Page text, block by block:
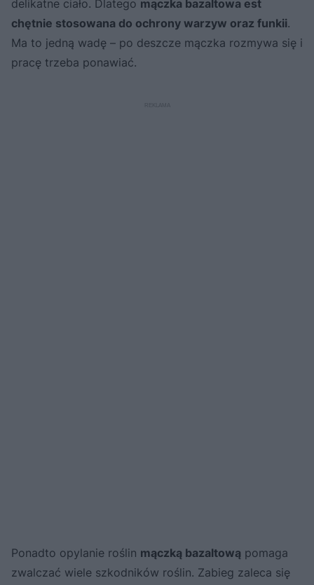
delikatne ciało. Dlatego mączka bazaltowa est
chętnie stosowana do ochrony warzyw oraz funkii.
Ma to jedną wadę – po deszcze mączka rozmywa się i
pracę trzeba ponawiać.
Ponadto opylanie roślin mączką bazaltową pomaga
zwalczać wiele szkodników roślin. Zabieg zaleca się